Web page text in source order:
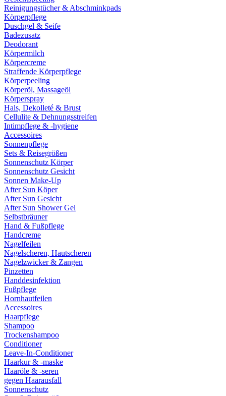
Reinigungstücher & Abschminkpads
Körperpflege
Duschgel & Seife
Badezusatz
Deodorant
Körpermilch
Körpercreme
Straffende Körperpflege
Körperpeeling
Körperöl, Massageöl
Körperspray
Hals, Dekolleté & Brust
Cellulite & Dehnungsstreifen
Intimpflege & -hygiene
Accessoires
Sonnenpflege
Sets & Reisegrößen
Sonnenschutz Körper
Sonnenschutz Gesicht
Sonnen Make-Up
After Sun Köper
After Sun Gesicht
After Sun Shower Gel
Selbstbräuner
Hand & Fußpflege
Handcreme
Nagelfeilen
Nagelscheren, Hautscheren
Nagelzwicker & Zangen
Pinzetten
Handdesinfektion
Fußpflege
Hornhautfeilen
Accessoires
Haarpflege
Shampoo
Trockenshampoo
Conditioner
Leave-In-Conditioner
Haarkur & -maske
Haaröle & -seren
gegen Haarausfall
Sonnenschutz